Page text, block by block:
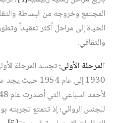
المجتمع وخروجه من البساطة
الحياة إلى مراحل أكثر تعقيداً
والثقافي.
المرحلة الأولى:تجسد المرحلة
1930 إلى عام
للجنس الروائي؛ إذ تتمتع